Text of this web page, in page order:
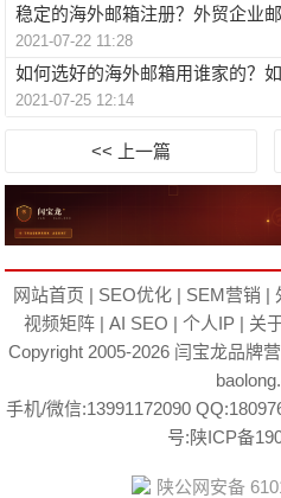
稳定的海外邮箱注册？外贸企业
2021-07-22 11:28
如何选好的海外邮箱用谁家的？
2021-07-25 12:14
<< 上一篇
网站首页 | SEO优化| SEM营销 |
视频矩阵| AI SEO | 个人IP| 关
Copyright 2005-2026 闫宝龙品牌
手机/微信:13991172090
号:陕ICP备
陕公网安备